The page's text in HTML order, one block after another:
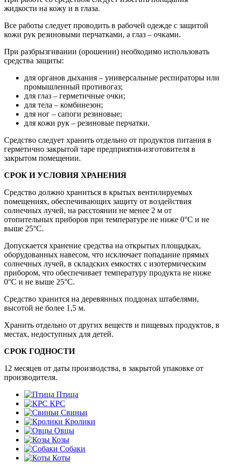
жидкости на кожу и в глаза.
Все работы следует проводить в рабочей одежде с защитой
кожи рук резиновыми перчатками, а глаз – очками.
При разбрызгивании (орошении) необходимо использовать
средства защиты:
для органов дыхания – универсальные респираторы или
промышленный противогаз;
для глаз – герметичные очки;
для тела – комбинезон;
для ног – сапоги резиновые;
для кожи рук – резиновые перчатки.
Средство следует хранить отдельно от продуктов питания в
герметично закрытой таре предприятия-изготовителя в
закрытом помещении.
СРОК И УСЛОВИЯ ХРАНЕНИЯ
Средство должно храниться в крытых вентилируемых
помещениях, обеспечивающих защиту от воздействия
солнечных лучей, на расстоянии не менее 2 м от
отопительных приборов при температуре не ниже 0°С и не
выше 25°С.
Допускается хранение средства на открытых площадках,
оборудованных навесом, что исключает попадание прямых
солнечных лучей, в складских емкостях с изотермическим
прибором, что обеспечивает температуру продукта не ниже
0°С и не выше 25°С.
Средство хранится на деревянных поддонах штабелями,
высотой не более 1,5 м.
Хранить отдельно от других веществ и пищевых продуктов, в
местах, недоступных для детей.
СРОК ГОДНОСТИ
12 месяцев от даты производства, в закрытой упаковке от
производителя.
Птица
КРС
Свиньи
Кролики
Овцы
Козы
Собаки
Коты